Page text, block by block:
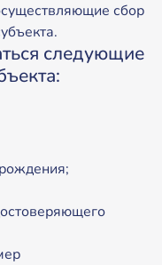
сбор
следующие